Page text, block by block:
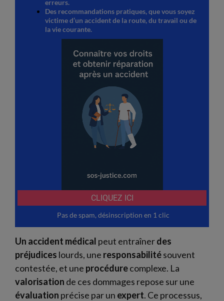
Un accident médical peut entraînerdes
préjudices lourds, une responsabilitésouvent
contestée, et une procédurecomplexe. La
valorisation de ces dommages repose sur une
évaluation précise par un expert. Ce processus,